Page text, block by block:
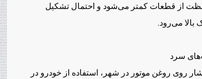
از قطعات کمتر می‌شود و احتمال تشکیل
می‌رود.
سرد
روی روغن موتور در شهر، استفاده از خودرو در